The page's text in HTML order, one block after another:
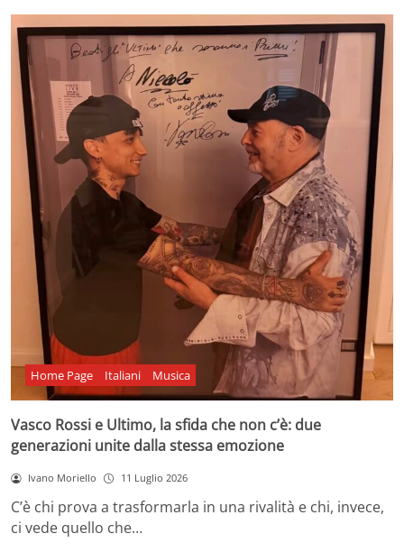
Home Page Italiani Musica
Vasco Rossi e Ultimo, la sfida che non c’è: due
generazioni unite dalla stessa emozione
Ivano Moriello 11 Luglio 2026
C’è chi prova a trasformarla in una rivalità e chi, invece,
ci vede quello che…